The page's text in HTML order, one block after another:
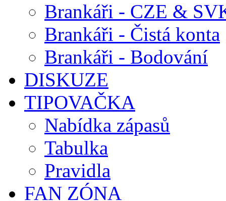
Brankáři - CZE &
Brankáři - Čistá konta
Brankáři - Bodování
DISKUZE
TIPOVAČKA
Nabídka zápasů
Tabulka
Pravidla
FAN ZÓNA